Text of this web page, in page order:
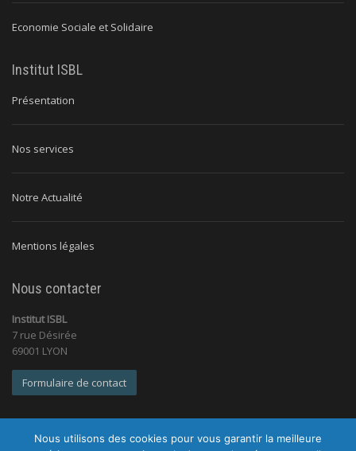
Economie Sociale et Solidaire
Institut ISBL
Présentation
Nos services
Notre Actualité
Mentions légales
Nous contacter
Institut ISBL
7 rue Désirée
69001 LYON
Formulaire de contact
Nous utilisons des cookies pour vous garantir la meilleure